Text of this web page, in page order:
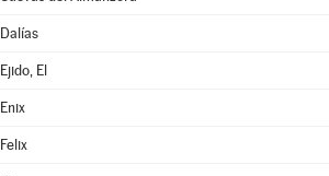
Dalías
Ejido, El
Enix
Felix